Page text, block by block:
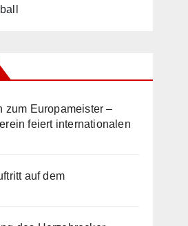
zum Europameister –
feiert internationalen
auf dem